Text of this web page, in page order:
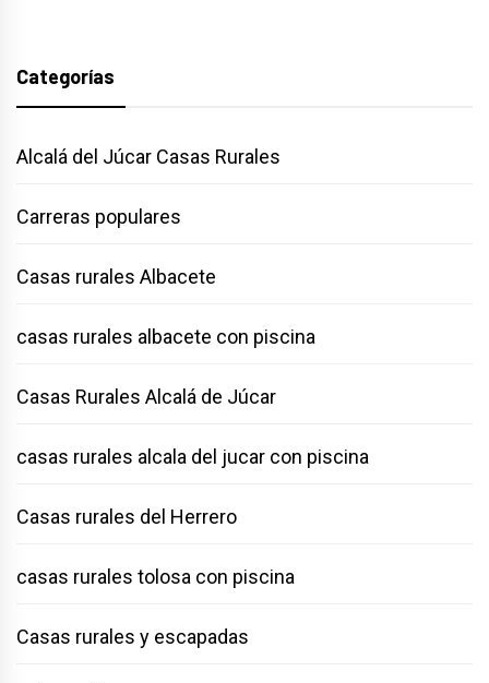
Categorías
Alcalá del Júcar Casas Rurales
Carreras populares
Casas rurales Albacete
casas rurales albacete con piscina
Casas Rurales Alcalá de Júcar
casas rurales alcala del jucar con piscina
Casas rurales del Herrero
casas rurales tolosa con piscina
Casas rurales y escapadas